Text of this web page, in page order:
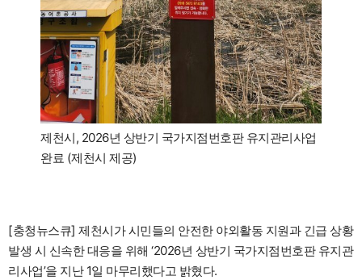
제천시, 2026년 상반기 국가지점번호판 유지관리사업
완료 (제천시 제공)
[충청뉴스큐] 제천시가 시민들의 안전한 야외활동 지원과 긴급 상황
발생 시 신속한 대응을 위해 ‘2026년 상반기 국가지점번호판 유지관
리사업’을 지난 1일 마무리했다고 밝혔다.